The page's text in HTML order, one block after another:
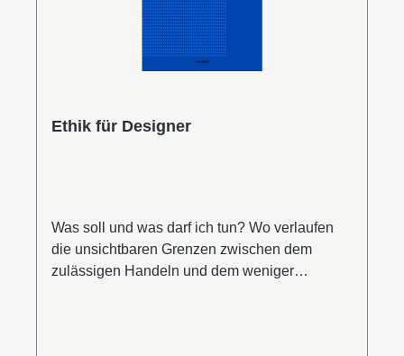
Ethik für Designer
Was soll und was darf ich tun? Wo verlaufen
die unsichtbaren Grenzen zwischen dem
zulässigen Handeln und dem weniger